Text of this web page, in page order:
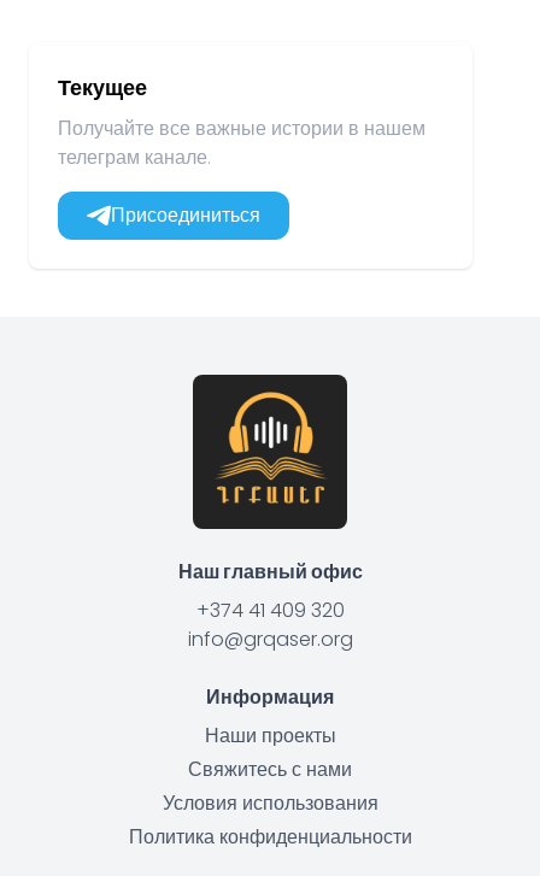
Текущее
Получайте все важные истории в нашем
телеграм канале.
Присоединиться
Наш главный офис
+374 41 409 320
info@grqaser.org
Информация
Наши проекты
Свяжитесь с нами
Условия использования
Политика конфиденциальности